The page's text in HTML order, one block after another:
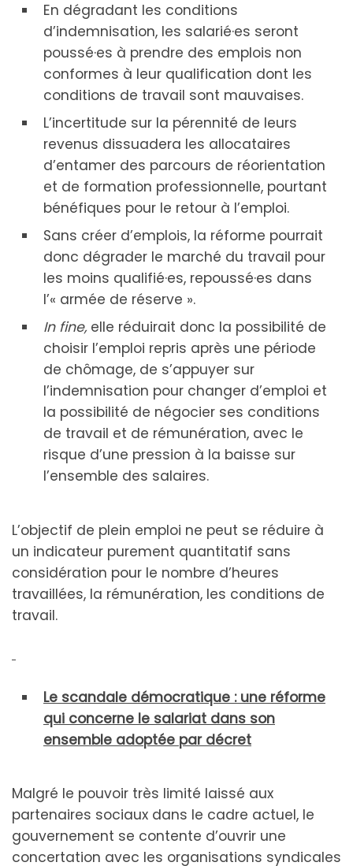
En dégradant les conditions
d’indemnisation, les salarié·es seront
poussé·es à prendre des emplois non
conformes à leur qualification dont les
conditions de travail sont mauvaises.
L’incertitude sur la pérennité de leurs
revenus dissuadera les allocataires
d’entamer des parcours de réorientation
et de formation professionnelle, pourtant
bénéfiques pour le retour à l’emploi.
Sans créer d’emplois, la réforme pourrait
donc dégrader le marché du travail pour
les moins qualifié·es, repoussé·es dans
l’« armée de réserve ».
In fine, elle réduirait donc la possibilité de
choisir l’emploi repris après une période
de chômage, de s’appuyer sur
l’indemnisation pour changer d’emploi et
la possibilité de négocier ses conditions
de travail et de rémunération, avec le
risque d’une pression à la baisse sur
l’ensemble des salaires.
L’objectif de plein emploi ne peut se réduire à
un indicateur purement quantitatif sans
considération pour le nombre d’heures
travaillées, la rémunération, les conditions de
travail.
Le scandale démocratique : une réforme
qui concerne le salariat dans son
ensemble adoptée par décret
Malgré le pouvoir très limité laissé aux
partenaires sociaux dans le cadre actuel, le
gouvernement se contente d’ouvrir une
concertation avec les organisations syndicales